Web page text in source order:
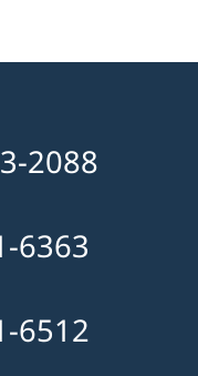
2088
6363
6512